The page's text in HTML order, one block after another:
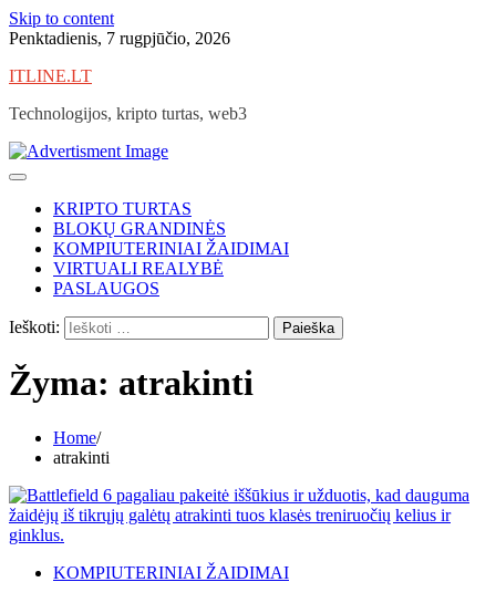
Skip to content
Penktadienis, 7 rugpjūčio, 2026
ITLINE.LT
Technologijos, kripto turtas, web3
KRIPTO TURTAS
BLOKŲ GRANDINĖS
KOMPIUTERINIAI ŽAIDIMAI
VIRTUALI REALYBĖ
PASLAUGOS
Ieškoti:
Žyma: atrakinti
Home
atrakinti
KOMPIUTERINIAI ŽAIDIMAI